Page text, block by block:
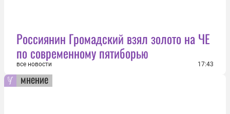
Россиянин Громадский взял золото на ЧЕ
по современному пятиборью
все новости 17:43
мнение